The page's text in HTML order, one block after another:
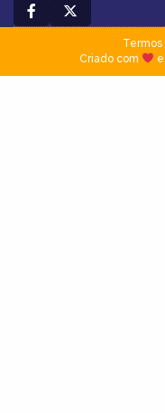
Termos|
Criado com
e